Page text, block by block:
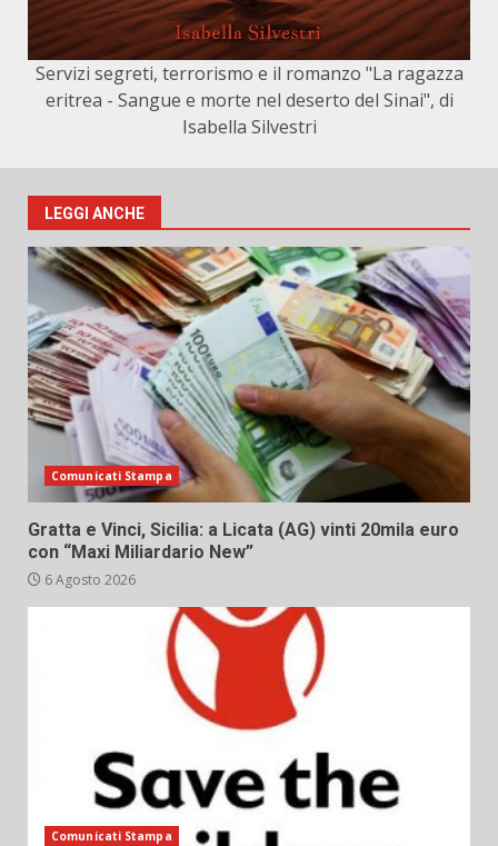
Servizi segreti, terrorismo e il romanzo "La ragazza
eritrea - Sangue e morte nel deserto del Sinai", di
Isabella Silvestri
LEGGI ANCHE
Comunicati Stampa
Gratta e Vinci, Sicilia: a Licata (AG) vinti 20mila euro
con “Maxi Miliardario New”
6 Agosto 2026
Comunicati Stampa